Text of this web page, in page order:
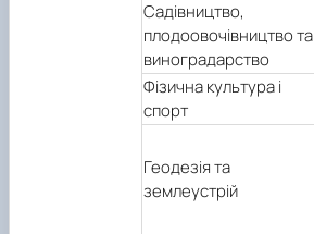
Садівництво,
плодоовочівництво та
виноградарство
Фізична культура і
спорт
Геодезія та
землеустрій